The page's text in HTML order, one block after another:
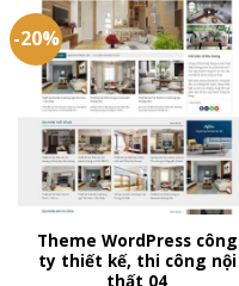
-20%
Theme WordPress công
ty thiết kế, thi công nội
thất 04